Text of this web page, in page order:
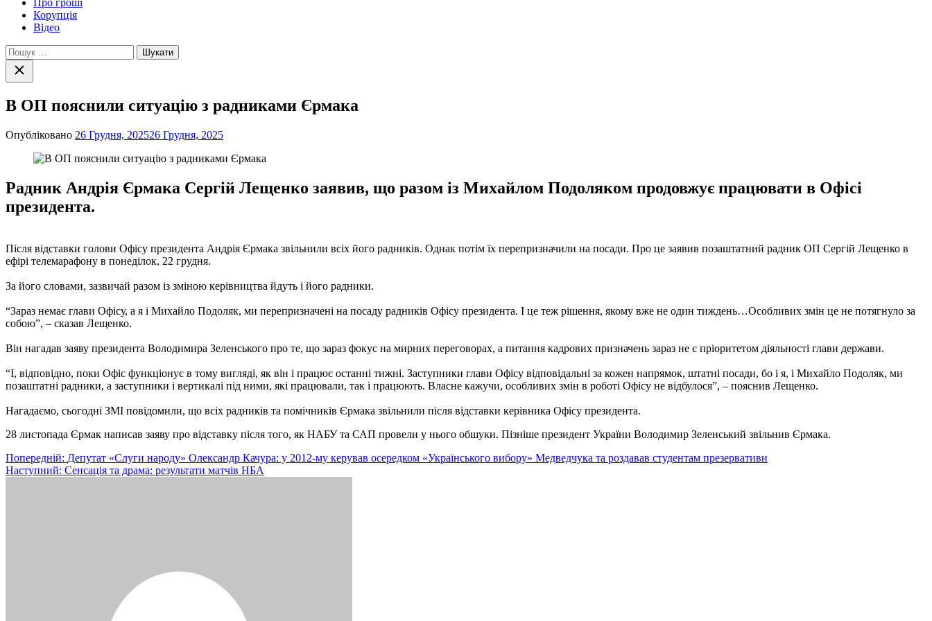
Про гроші
Корупція
Відео
Пошук:
Закрити
пошук
В ОП пояснили ситуацію з радниками Єрмака
Опубліковано 26 Грудня, 202526 Грудня, 2025
Радник Андрія Єрмака Сергій Лещенко заявив, що разом із Михайлом Подоляком продовжує працювати в Офісі
президента.
Після відставки голови Офісу президента Андрія Єрмака звільнили всіх його радників. Однак потім їх перепризначили на посади. Про це заявив позаштатний радник ОП Сергій Лещенко в
ефірі телемарафону в понеділок, 22 грудня.
За його словами, зазвичай разом із зміною керівництва йдуть і його радники.
“Зараз немає глави Офісу, а я і Михайло Подоляк, ми перепризначені на посаду радників Офісу президента. І це теж рішення, якому вже не один тиждень…Особливих змін це не потягнуло за
собою”, – сказав Лещенко.
Він нагадав заяву президента Володимира Зеленського про те, що зараз фокус на мирних переговорах, а питання кадрових призначень зараз не є пріоритетом діяльності глави держави.
“І, відповідно, поки Офіс функціонує в тому вигляді, як він і працює останні тижні. Заступники глави Офісу відповідальні за кожен напрямок, штатні посади, бо і я, і Михайло Подоляк, ми
позаштатні радники, а заступники і вертикалі під ними, які працювали, так і працюють. Власне кажучи, особливих змін в роботі Офісу не відбулося”, – пояснив Лещенко.
Нагадаємо, сьогодні ЗМІ повідомили, що всіх радників та помічників Єрмака звільнили після відставки керівника Офісу президента.
28 листопада Єрмак написав заяву про відставку після того, як НАБУ та САП провели у нього обшуки. Пізніше президент України Володимир Зеленський звільнив Єрмака.
Навігація
записів
Попередній: Депутат «Слуги народу» Олександр Качура: у 2012-му керував осередком «Українського вибору» Медведчука та роздавав студентам презервативи
Наступний: Сенсація та драма: результати матчів НБА